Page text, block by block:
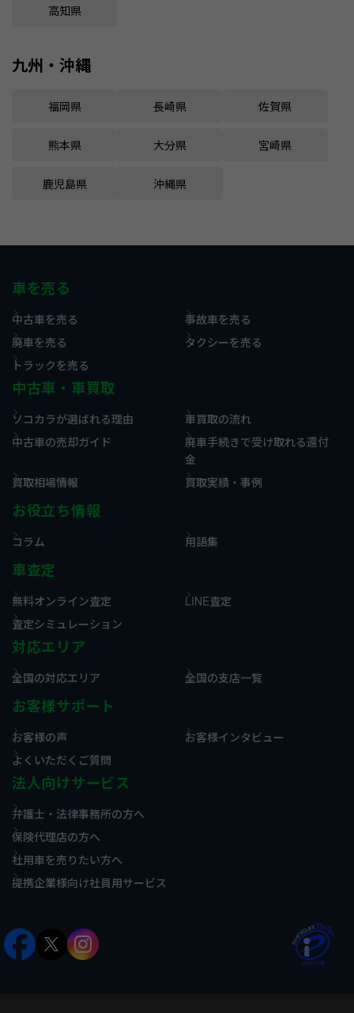
高知県
九州・沖縄
福岡県 長崎県 佐賀県
熊本県 大分県 宮崎県
鹿児島県 沖縄県
車を売る
中古車を売る
事故車を売る
廃車を売る
タクシーを売る
トラックを売る
中古車・車買取
ソコカラが選ばれる理由
車買取の流れ
中古車の売却ガイド
廃車手続きで受け取れる還付
金
買取相場情報
買取実績・事例
お役立ち情報
コラム 用語集
車査定
無料オンライン査定
LINE査定
査定シミュレーション
対応エリア
全国の対応エリア 全国の支店一覧
お客様サポート
お客様の声
お客様インタビュー
よくいただくご質問
法人向けサービス
弁護士・法律事務所の方へ
保険代理店の方へ
社用車を売りたい方へ
提携企業様向け社員用サービス